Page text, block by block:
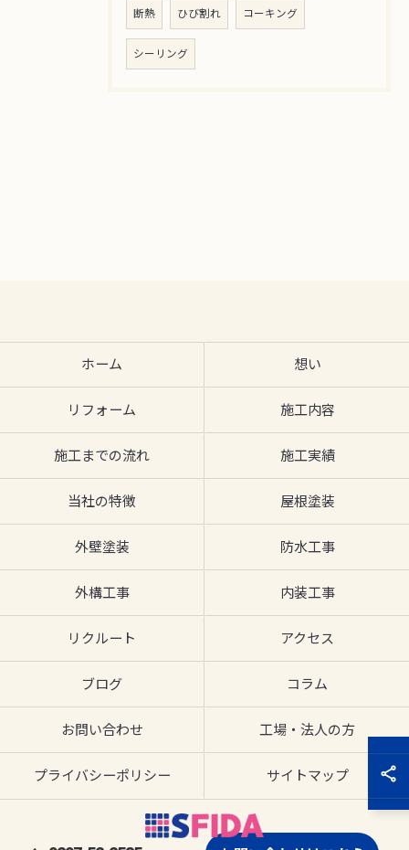
断熱 ひび割れ コーキング
シーリング
ホーム 想い
リフォーム 施工内容
施工までの流れ 施工実績
当社の特徴 屋根塗装
外壁塗装 防水工事
外構工事 内装工事
リクルート アクセス
ブログ コラム
お問い合わせ 工場・法人の方
プライバシーポリシー サイトマップ